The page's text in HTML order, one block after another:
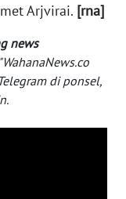
Arjvirai. [rna]
news
di ponsel,